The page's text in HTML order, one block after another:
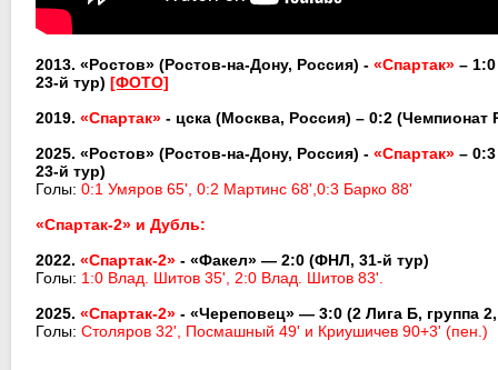
2013. «Ростов» (Ростов-на-Дону, Россия) - «Спартак» –
23-й тур) [ФОТО]
2019. «Спартак» - цска (Москва, Россия) – 0:2 (Чемпионат
2025. «Ростов» (Ростов-на-Дону, Россия) - «Спартак» –
23-й тур)
Голы: 0:1 Умяров 65', 0:2 Мартинс 68',0:3 Барко 88'
«Спартак-2» и Дубль:
2022. «Спартак-2» - «Факел» — 2:0 (ФНЛ, 31-й тур)
Голы: 1:0 Влад. Шитов 35', 2:0 Влад. Шитов 83'.
2025. «Спартак-2» - «Череповец» — 3:0 (2 Лига Б, группа
Голы: Столяров 32', Посмашный 49' и Криушичев 90+3' (пен.)